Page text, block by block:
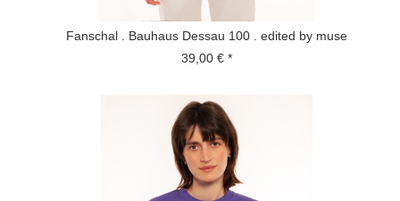
Fanschal . Bauhaus Dessau 100 . edited by muse
39,00 € *